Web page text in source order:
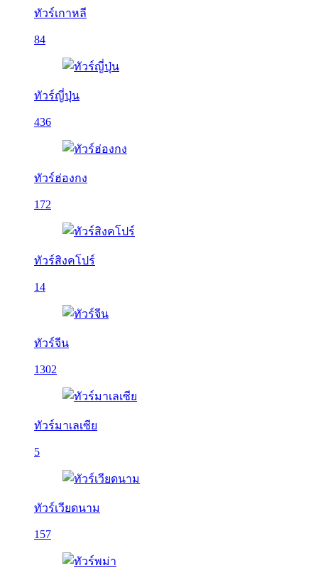
ทัวร์เกาหลี
84
ทัวร์ญี่ปุ่น
436
ทัวร์ฮ่องกง
172
ทัวร์สิงคโปร์
14
ทัวร์จีน
1302
ทัวร์มาเลเซีย
5
ทัวร์เวียดนาม
157